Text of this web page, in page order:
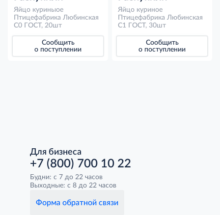
Яйцо куриныое
Птицефабрика Любинская
С0 ГОСТ, 20шт
Сообщить
о поступлении
Яйцо куриное
Птицефабрика Любинская
С1 ГОСТ, 30шт
Сообщить
о поступлении
Для бизнеса
+7 (800) 700 10 22
Будни: с 7 до 22 часов
Выходные: с 8 до 22 часов
Форма обратной связи